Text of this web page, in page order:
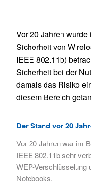
Vor 20 Jahren
Sicherheit von
IEEE 802.11b)
Sicherheit bei der
damals das Risiko
diesem Bereich
Der Stand vor 20
Vor 20 Jahren war im
IEEE 802.11b sehr
WEP-Verschlüsselung
Notebooks.